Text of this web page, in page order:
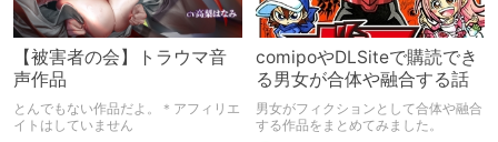
【被害者の会】トラウマ音
声作品
とんでもない作品だよ。＊アフィリエ
イトはしていません
comipoやDLSiteで購読でき
る男女が合体や融合する話
男女がフィクションとして合体や融合
する作品をまとめてみました。